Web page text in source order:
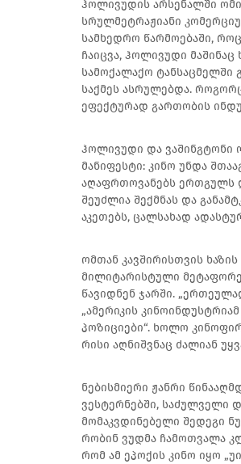
ჰოლივუდის არსენალში
სრულმეტრაჟიანი
სამხედრო წარმოებაში,
ჩაიცვა, ჰოლივუდი
სამოქალაქო
საქმეს ასრულებდა.
ეფექტურად გართობის
ჰოლივუდი და ვაშინგტონი
მანიფესტი: კინო უნდა
აღაფრთოვანებს ერთგულს
შეუძლია შექმნას და
აკეთებს, ცალსახად
ომთან კავშირისთვის
მილიტარისტული
წავიდნენ ჯარში.
„ამერიკის
პოზიციები“. ხოლო
რისი აღნიშვნაც ძალიან
ნებისმიერი ჟანრი
ვესტერნებში, საძულველი
მომაკვდინებელი შედეგი
რობინ ვუდმა ჩამოთვალა
რომ ამ ეპოქის კინო იყო